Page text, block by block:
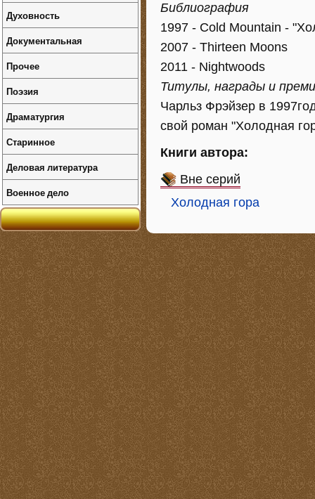
Библиография
1997 - Cold Mountain -
2007 - Thirteen Moons
2011 - Nightwoods
Титулы, награды и
Чарльз Фрэйзер в
свой роман "Холодная
Книги автора:
Вне серий
Холодная гора
Духовность
Документальная
Прочее
Поэзия
Драматургия
Старинное
Деловая литература
Военное дело